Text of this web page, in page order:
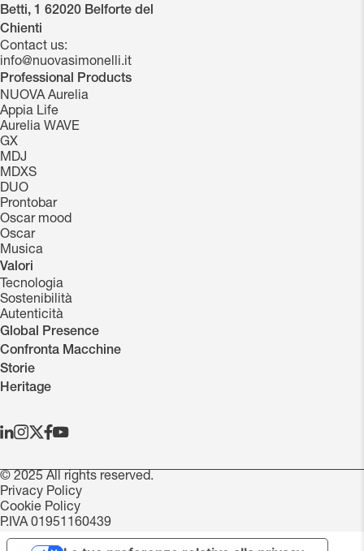
Betti, 1 62020 Belforte del
Chienti
Contact us:
info@nuovasimonelli.it
Professional Products
NUOVA Aurelia
Appia Life
Aurelia WAVE
GX
MDJ
MDXS
DUO
Prontobar
Oscar mood
Oscar
Musica
Valori
Tecnologia
Sostenibilità
Autenticità
Global Presence
Confronta Macchine
Storie
Heritage
© 2025 All rights reserved.
Privacy Policy
Cookie Policy
P.IVA 01951160439